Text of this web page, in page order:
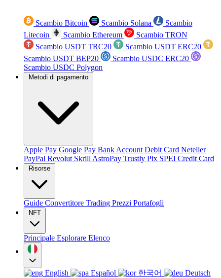
Scambio Bitcoin Scambio Solana
Scambio
Litecoin
Scambio Ethereum
Scambio TRON
Scambio USDT TRC20
Scambio USDT ERC20
Scambio USDT BEP20
Scambio USDC ERC20
Scambio USDC Polygon
Metodi di pagamento
Apple Pay Google Pay Bank Account Debit Card Neteller
PayPal Revolut Skrill AstroPay Trustly Pix SPEI Credit Card
Risorse
Guide Convertitore Trading Prezzi Portafogli
NFT
Principale Esplorare Elenco
English Español 한국어
Deutsch